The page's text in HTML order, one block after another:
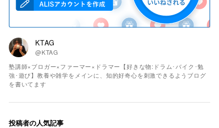
KTAG
@KTAG
塾講師×ブロガー×ファーマー×ドラマー【好きな物:ドラム･バイク･勉
強･遊び】教養や雑学をメインに、知的好奇心を刺激できるようブログ
を書いてます
投稿者の人気記事